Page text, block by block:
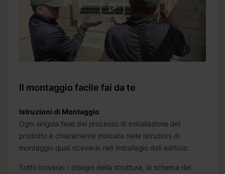
Il montaggio facile fai da te
Istruzioni di Montaggio
Ogni singola fase del processo di installazione del
prodotto è chiaramente indicata nelle istruzioni di
montaggio quali riceverai nell imballagio dell edificio.
Sotto troverai: i disegni della struttura, la schema del